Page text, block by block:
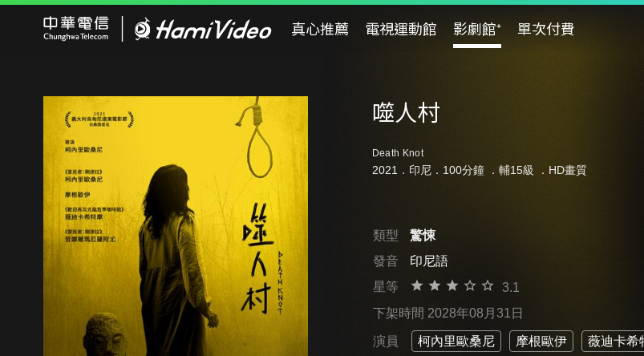
真心推薦 電視運動館 影劇館⁺ 單次付費
噬人村
Death Knot
2021．印尼．100分鐘 ． 輔15級 ．HD畫質
類型
驚悚
發音
印尼語
星等
3.1
下架時間 2028年08月31日
演員 柯內里歐桑尼 摩根歐伊 薇迪卡希